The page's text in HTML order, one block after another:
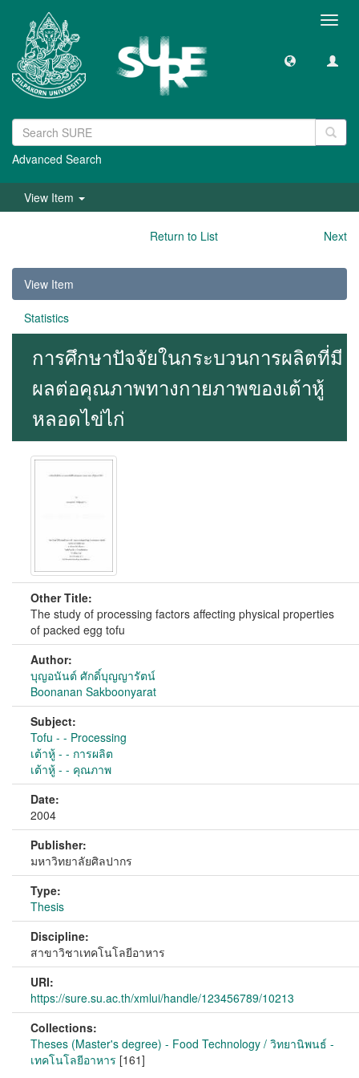
Advanced Search
View Item
Return to List Next
View Item
Statistics
การศึกษาปัจจัยในกระบวนการผลิตที่มี
ผลต่อคุณภาพทางกายภาพของเต้าหู้
หลอดไข่ไก่
Other Title:
The study of processing factors affecting physical properties
of packed egg tofu
Author:
บุญอนันต์ ศักดิ์บุญญารัตน์
Boonanan Sakboonyarat
Subject:
Tofu - - Processing
เต้าหู้ - - การผลิต
เต้าหู้ - - คุณภาพ
Date:
2004
Publisher:
มหาวิทยาลัยศิลปากร
Type:
Thesis
Discipline:
สาขาวิชาเทคโนโลยีอาหาร
URI:
https://sure.su.ac.th/xmlui/handle/123456789/10213
Collections:
Theses (Master's degree) - Food Technology / วิทยานิพนธ์ -
เทคโนโลยีอาหาร [161]